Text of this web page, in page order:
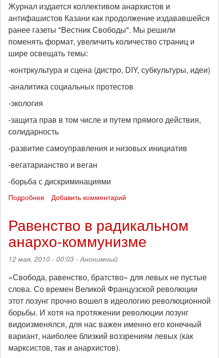
Журнал издается коллективом анархистов и
антифашистов Казани как продолжение издававшейся
ранее газеты "Вестник Свободы". Мы решили
поменять формат, увеличить количество страниц и
шире освещать темы:
-контркультура и сцена (дистро, DIY, субкультуры, идеи)
-аналитика социальных протестов
-экология
-защита прав в том числе и путем прямого действия,
солидарность
-развитие самоуправления и низовых инициатив
-вегатарианство и веган
-борьба с дискриминациями
Подробнее
Журнала
поколение"
Добавить комментарий
Равенство в радикальном
анархо-коммунизме
12 мая, 2010 - 00:03 -Анонимный
«Свобода, равенство, братство» для левых не пустые
слова. Со времен Великой Французской революции
этот лозунг прочно вошел в идеологию революционной
борьбы. И хотя на протяжении революции лозунг
видоизменялся, для нас важен именно его конечный
вариант, наиболее близкий воззрениям левых (как
марксистов, так и анархистов).